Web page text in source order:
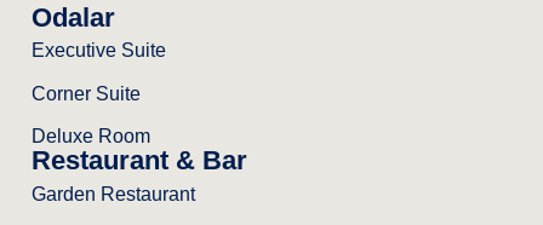
Odalar
Executive Suite
Corner Suite
Deluxe Room
Restaurant & Bar
Garden Restaurant